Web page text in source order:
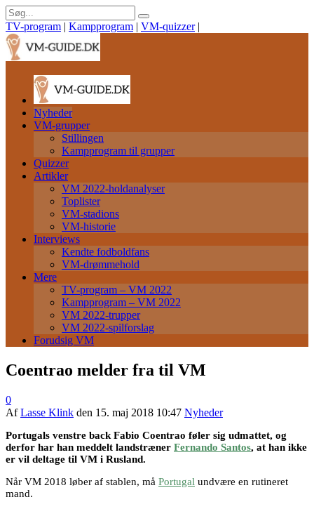
TV-program | Kampprogram | VM-quizzer |
Nyheder
VM-grupper
Stillingen
Kampprogram til grupper
Quizzer
Artikler
VM 2022-holdanalyser
Toplister
VM-stadions
VM-historie
Interviews
Kendte fodboldfans
VM-drømmehold
Mere
TV-program – VM 2022
Kampprogram – VM 2022
VM 2022-trupper
VM 2022-spilforslag
Forudsig VM
Coentrao melder fra til VM
0
AfLasse Klink den 15. maj 2018 10:47 Nyheder
Portugals venstre back Fabio Coentrao føler sig udmattet, og
derfor har han meddelt landstræner Fernando Santos, at han ikke
er vil deltage til VM i Rusland.
Når VM 2018 løber af stablen, må Portugal undvære en rutineret
mand.